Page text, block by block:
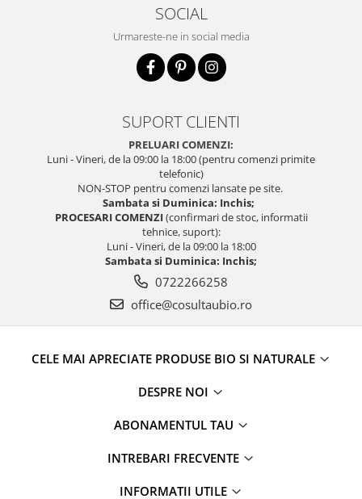
SOCIAL
Urmareste-ne in social media
SUPORT CLIENTI
PRELUARI COMENZI:
Luni - Vineri, de la 09:00 la 18:00 (pentru comenzi primite
telefonic)
NON-STOP pentru comenzi lansate pe site.
Sambata si Duminica: Inchis;
PROCESARI COMENZI(confirmari de stoc, informatii
tehnice, suport):
Luni - Vineri, de la 09:00 la 18:00
Sambata si Duminica: Inchis;
0722266258
office@cosultaubio.ro
CELE MAI APRECIATE PRODUSE BIO SI NATURALE
DESPRE NOI
ABONAMENTUL TAU
INTREBARI FRECVENTE
INFORMATII UTILE